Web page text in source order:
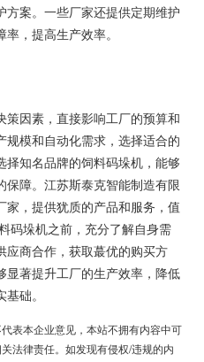
案。一些厂家还提供定期维护
，提高生产效率。
因素，直接影响工厂的预算和
模和自动化需求，选择适合的
知名品牌的饲料码垛机，能够
障。江苏斯泰克智能制造有限
，提供犹质的产品和服务，值
码垛机之前，充分了解自身需
应商合作，获取蕞优的购买方
显著提升工厂的生产效率，降低
础。
表本企业意见，本站不拥有内容中可
法律责任。如发现有侵权/违规的内